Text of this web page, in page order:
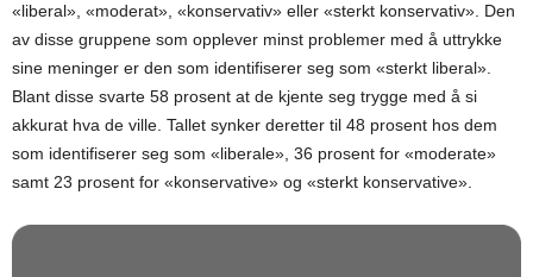
«liberal», «moderat», «konservativ» eller «sterkt konservativ». Den
av disse gruppene som opplever minst problemer med å uttrykke
sine meninger er den som identifiserer seg som «sterkt liberal».
Blant disse svarte 58 prosent at de kjente seg trygge med å si
akkurat hva de ville. Tallet synker deretter til 48 prosent hos dem
som identifiserer seg som «liberale», 36 prosent for «moderate»
samt 23 prosent for «konservative» og «sterkt konservative».